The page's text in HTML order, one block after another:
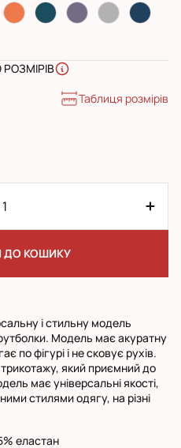
Таблиця розмірів
ДО КОШИКУ
і стильну модель
Модель має акуратну
по фігурі і не сковує рухів.
який приємний до
має універсальні якості,
стилями одягу, на різні
еластан